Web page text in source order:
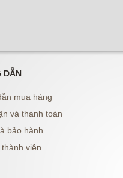
DẪN
mua hàng
và thanh toán
bảo hành
viên